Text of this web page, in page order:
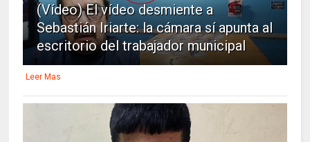
(Vídeo) El vídeo desmiente a
Sebastián Iriarte: la cámara sí apunta al
escritorio del trabajador municipal
Leer Mas